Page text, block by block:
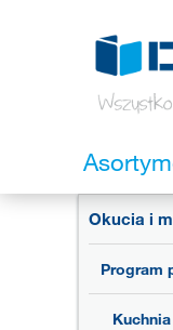
Okucia i
Program
Kuchnia